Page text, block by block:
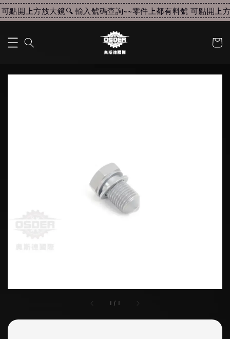
點開上方放大鏡🔍 輸入號碼查詢~~零件上都有料號 可點開上
1 / 1